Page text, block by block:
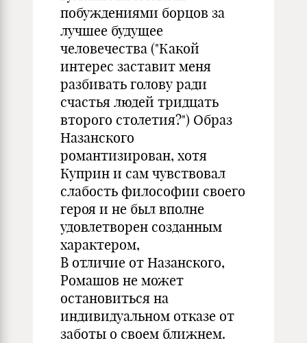
побуждениями борцов за
лучшее будущее
человечества ("Какой
интерес заставит меня
разбивать голову ради
счастья людей тридцать
второго столетия?") Образ
Назанского
романтизирован, хотя
Куприн и сам чувствовал
слабость философии своего
героя и не был вполне
удовлетворен созданным
характером,
В отличие от Назанского,
Ромашов не может
остановиться на
индивидуальном отказе от
заботы о своем ближнем.